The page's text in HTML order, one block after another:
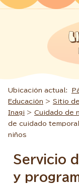
Ubicación actual:
Educación > Sitio
Inagi > Cuidado de
de cuidado
niños
Servicio
y